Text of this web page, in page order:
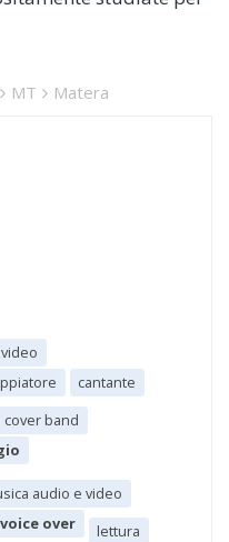
MT Matera
cantante
cover band
audio e video
voice over
lettura